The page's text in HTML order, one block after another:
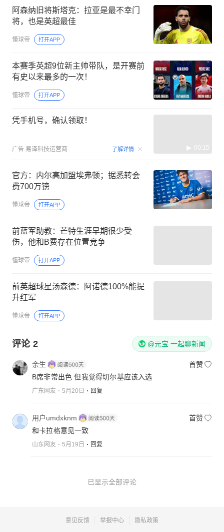
阿森纳旧将斯塔克：拉亚是最不幸门
将，也是英超最佳
懂球帝 打开APP
本赛季英超9位新主帅带队，是开赛前
有史以来最多的一次！
懂球帝 打开APP
凭手机号，确认领取！
广告 易泽科技运营商 了解详情 00:15
官方：内尔高加盟埃弗顿；据悉转会
费700万镑
懂球帝 打开APP
前蓝军助教：芒特生涯早期很少受
伤，他和B费存在位置竞争
懂球帝 打开APP
前英超球星汤森德：阿诺德100%能提
升红军
懂球帝 打开APP
评论 2 @元宝 一起聊新闻
余生
首赞
B席非常出色 但我觉得切尔基应该入选
广东网友 5月20日 回复
用户umdxknm
首赞
和卡拉格意见一致
山东网友 5月19日 回复
已显示全部评论
意见反馈 举报中心 隐私政策